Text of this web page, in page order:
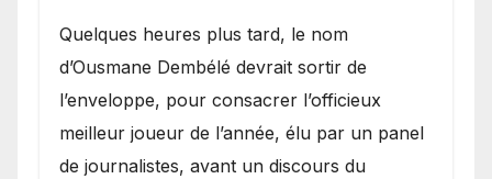
Quelques heures plus tard, le nom
d’Ousmane Dembélé devrait sortir de
l’enveloppe, pour consacrer l’officieux
meilleur joueur de l’année, élu par un panel
de journalistes, avant un discours du